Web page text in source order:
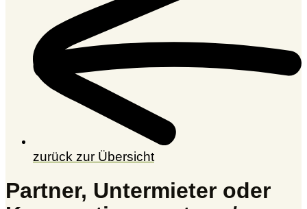
zurück zur Übersicht
Partner, Untermieter oder